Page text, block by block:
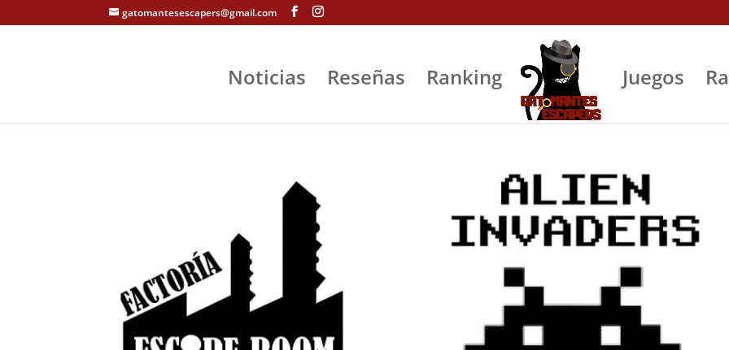
gatomantesescapers@gmail.com
Noticias Reseñas Ranking Juegos